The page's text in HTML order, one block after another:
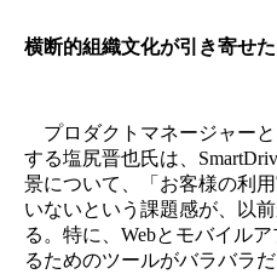
横断的組織文化が引き寄せ
プロダクトマネージャー
する塩尻晋也氏は、
景について、「お客様の利
いないという課題感が、以
る。特に、Webとモバイル
るためのツールがバラバラ